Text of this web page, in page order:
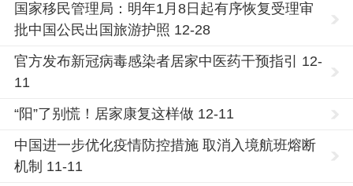
国家移民管理局：明年1月8日起有序恢复受理审
批中国公民出国旅游护照 12-28
官方发布新冠病毒感染者居家中医药干预指引 12-
11
“阳”了别慌！居家康复这样做 12-11
中国进一步优化疫情防控措施 取消入境航班熔断
机制 11-11